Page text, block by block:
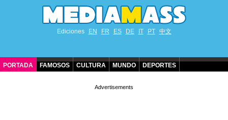
Ediciones EN FR ES DE IT PT 中文
PORTADA FAMOSOS CULTURA MUNDO DEPORTES